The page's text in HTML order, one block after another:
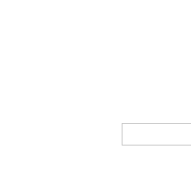
Zoeken